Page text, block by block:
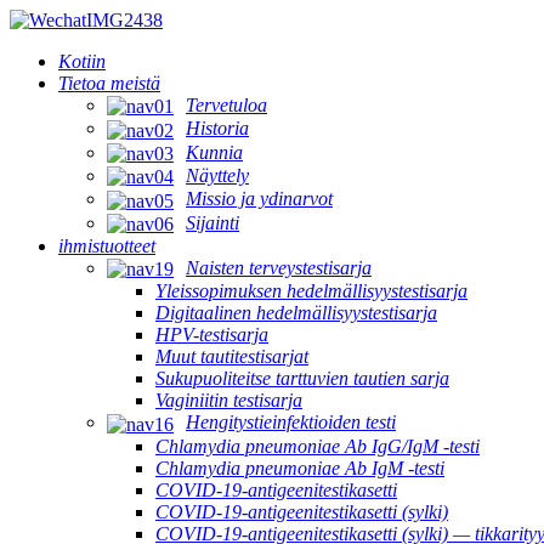
Kotiin
Tietoa meistä
Tervetuloa
Historia
Kunnia
Näyttely
Missio ja ydinarvot
Sijainti
ihmistuotteet
Naisten terveystestisarja
Yleissopimuksen hedelmällisyystestisarja
Digitaalinen hedelmällisyystestisarja
HPV-testisarja
Muut tautitestisarjat
Sukupuoliteitse tarttuvien tautien sarja
Vaginiitin testisarja
Hengitystieinfektioiden testi
Chlamydia pneumoniae Ab IgG/IgM -testi
Chlamydia pneumoniae Ab IgM -testi
COVID-19-antigeenitestikasetti
COVID-19-antigeenitestikasetti (sylki)
COVID-19-antigeenitestikasetti (sylki) —